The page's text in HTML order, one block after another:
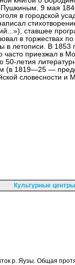
9 мая
в городской
ставшее
в торжествах
в летописи. В 1853
часто приезжал в
50-летия
(в 1819—25 —
словесности и
Культурные
р. Яузы. Общая